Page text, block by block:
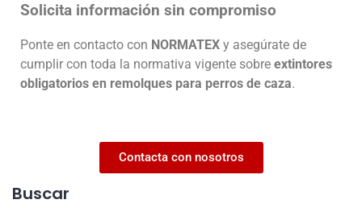
Solicita información sin compromiso
Ponte en contacto con NORMATEX y asegúrate de
cumplir con toda la normativa vigente sobre extintores
obligatorios en remolques para perros de caza.
Contacta con nosotros
Buscar